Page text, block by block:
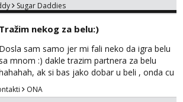
- se dobro ljubiš - si fleksibilna s
dostupna radnim danom (vikendi i noći su za
obitelj) - vodiš brigu o zdravlju i koristiš
zaštitu Ne javljajte se: - debele - frajeri i
Sugar Daddies
Tražim nekog za belu:)
Dosla sam samo jer mi fali neko da igra belu
sa mnom :) dakle trazim partnera za belu
ak si bas jako dobar u beli , onda cu
razmislit za dalje Klikni na link ispod i nadji me
cekam te!
ONA